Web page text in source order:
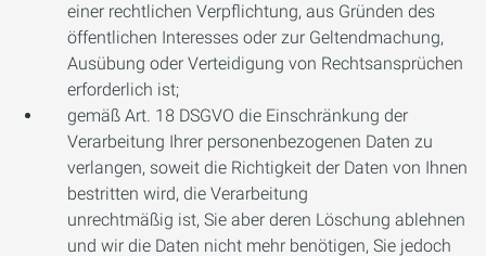
einer rechtlichen Verpflichtung, aus Gründen des
öffentlichen Interesses oder zur Geltendmachung,
Ausübung oder Verteidigung von Rechtsansprüchen
erforderlich ist;
gemäß Art. 18 DSGVO die Einschränkung der
Verarbeitung Ihrer personenbezogenen Daten zu
verlangen, soweit die Richtigkeit der Daten von Ihnen
bestritten wird, die Verarbeitung
unrechtmäßig ist, Sie aber deren Löschung ablehnen
und wir die Daten nicht mehr benötigen, Sie jedoch